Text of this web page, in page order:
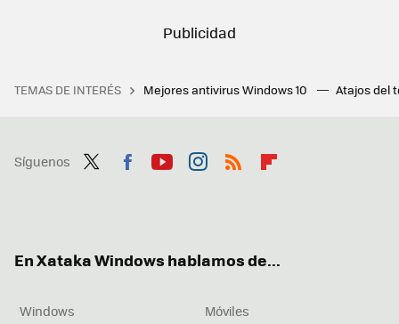
TEMAS DE INTERÉS Mejores antivirus Windows 10 Atajos del
Síguenos
En Xataka Windows hablamos de...
Windows
Móviles